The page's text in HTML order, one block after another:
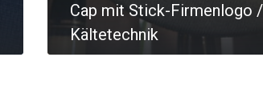
Cap mit Stick-Firmenlogo
Kältetechnik